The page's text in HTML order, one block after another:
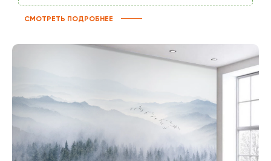
СМОТРЕТЬ ПОДРОБНЕЕ